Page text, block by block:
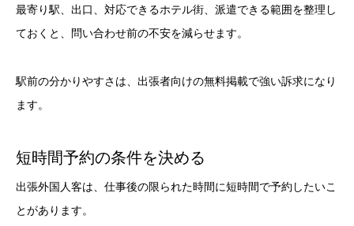
最寄り駅、出口、対応できるホテル街、派遣できる範囲を整理し
ておくと、問い合わせ前の不安を減らせます。
駅前の分かりやすさは、出張者向けの無料掲載で強い訴求になり
ます。
短時間予約の条件を決める
出張外国人客は、仕事後の限られた時間に短時間で予約したいこ
とがあります。